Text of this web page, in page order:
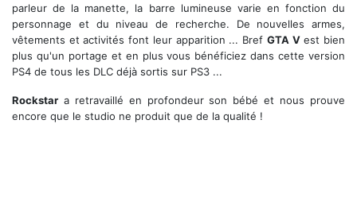
parleur de la manette, la barre lumineuse varie en fonction du
personnage et du niveau de recherche. De nouvelles armes,
vêtements et activités font leur apparition ... Bref GTA Vest bien
plus qu'un portage et en plus vous bénéficiez dans cette version
PS4 de tous les DLC déjà sortis sur PS3 ...
Rockstar a retravaillé en profondeur son bébé et nous prouve
encore que le studio ne produit que de la qualité !